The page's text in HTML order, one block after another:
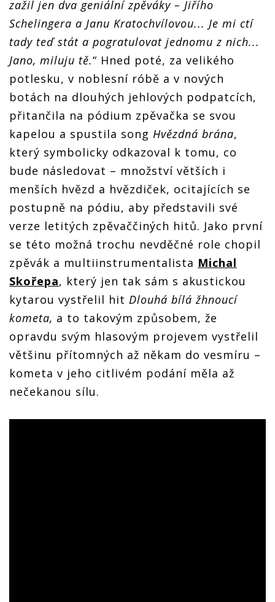
zažil jen dva geniální zpěváky – Jiřího
Schelingera a Janu Kratochvílovou... Je mi ctí
tady teď stát a pogratulovat jednomu z nich...
Jano, miluju tě.“ Hned poté, za velikého
potlesku, v noblesní róbě a v nových
botách na dlouhých jehlových podpatcích,
přitančila na pódium zpěvačka se svou
kapelou a spustila song Hvězdná brána,
který symbolicky odkazoval k tomu, co
bude následovat – množství větších i
menších hvězd a hvězdiček, ocitajících se
postupně na pódiu, aby představili své
verze letitých zpěvaččiných hitů. Jako první
se této možná trochu nevděčné role chopil
zpěvák a multiinstrumentalista Michal
Skořepa, který jen tak sám s akustickou
kytarou vystřelil hit Dlouhá bílá žhnoucí
kometa, a to takovým způsobem, že
opravdu svým hlasovým projevem vystřelil
většinu přítomných až někam do vesmíru –
kometa v jeho citlivém podání měla až
nečekanou sílu.